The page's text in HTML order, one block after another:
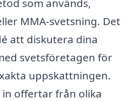
som används,
MMA-svetsning. Det
att diskutera dina
svetsföretagen för
uppskattningen.
in offertar från olika